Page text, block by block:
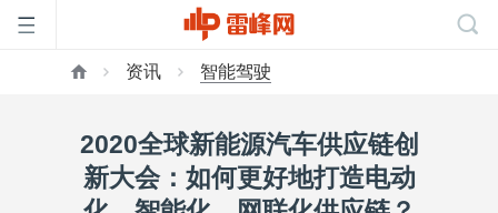
页
资讯 智能驾驶
2020全球新能源汽车供应链创
新大会：如何更好地打造电动